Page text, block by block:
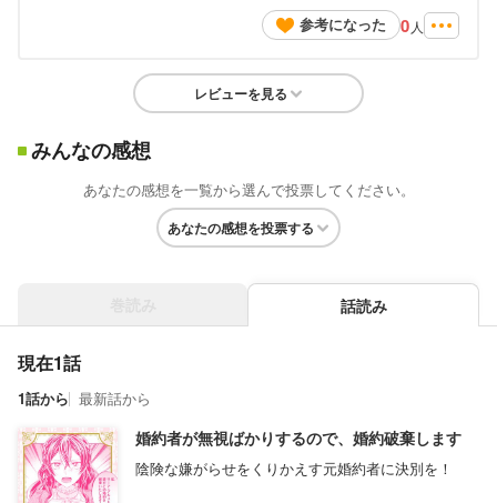
参考になった
0 人
レビューを見る
みんなの感想
あなたの感想を一覧から選んで投票してください。
あなたの感想を投票する
話読み
現在1話
1話から 最新話から
婚約者が無視ばかりするので、婚約破棄します
陰険な嫌がらせをくりかえす元婚約者に決別を！